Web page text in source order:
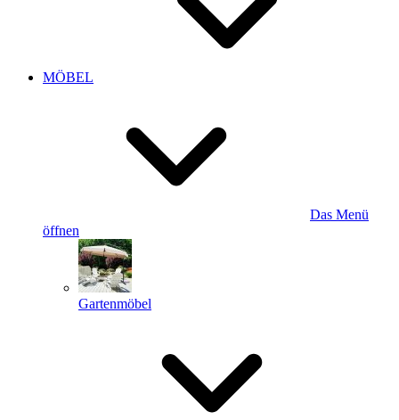
MÖBEL
Das Menü
öffnen
Gartenmöbel